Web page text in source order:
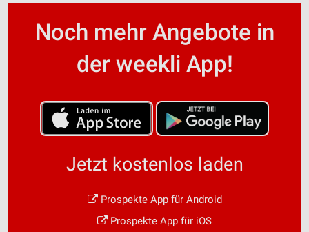
Noch mehr Angebote in
der weekli App!
Jetzt kostenlos laden
Prospekte App für Android
Prospekte App für iOS